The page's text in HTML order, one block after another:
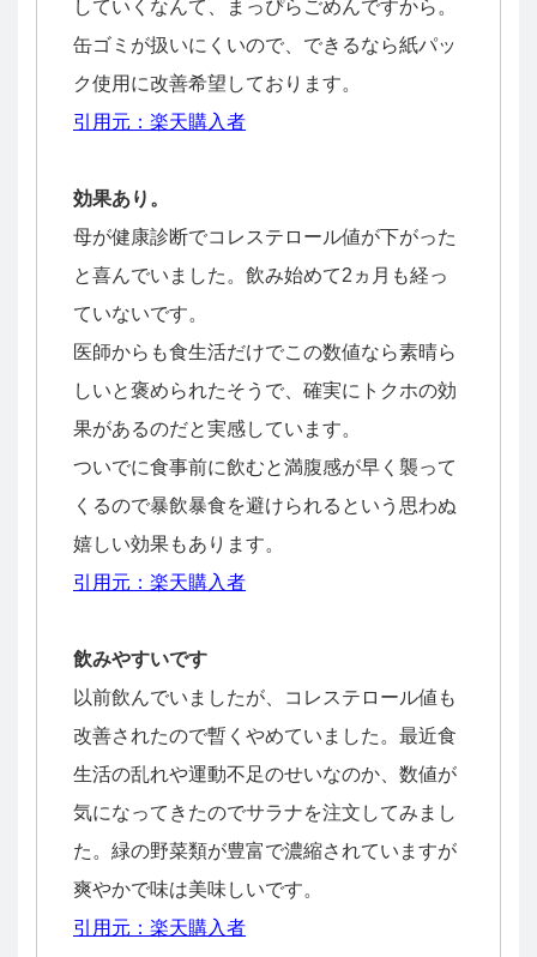
していくなんて、まっぴらごめんですから。
缶ゴミが扱いにくいので、できるなら紙パッ
ク使用に改善希望しております。
引用元：楽天購入者
効果あり。
母が健康診断でコレステロール値が下がった
と喜んでいました。飲み始めて2ヵ月も経っ
ていないです。
医師からも食生活だけでこの数値なら素晴ら
しいと褒められたそうで、確実にトクホの効
果があるのだと実感しています。
ついでに食事前に飲むと満腹感が早く襲って
くるので暴飲暴食を避けられるという思わぬ
嬉しい効果もあります。
引用元：楽天購入者
飲みやすいです
以前飲んでいましたが、コレステロール値も
改善されたので暫くやめていました。最近食
生活の乱れや運動不足のせいなのか、数値が
気になってきたのでサラナを注文してみまし
た。緑の野菜類が豊富で濃縮されていますが
爽やかで味は美味しいです。
引用元：楽天購入者